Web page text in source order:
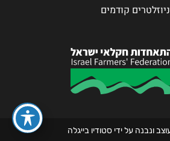
ניוזלטרים קודמים
ונבנה על ידי סטודיו בייגלה